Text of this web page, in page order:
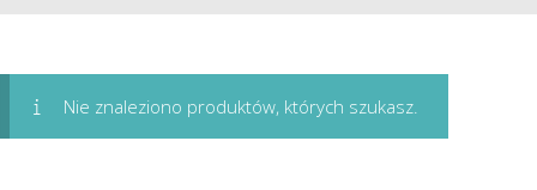
Nie znaleziono produktów, których szukasz.